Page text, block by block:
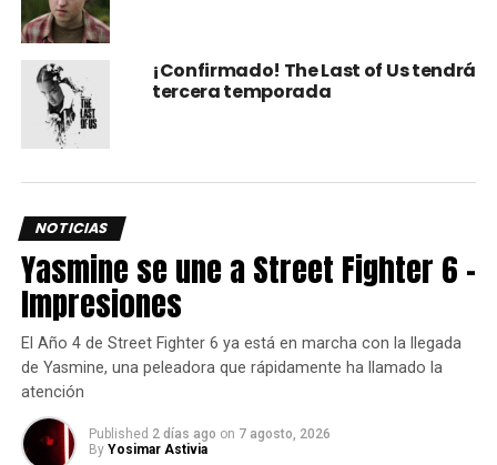
8 de “24”, así como a una líder de un culto en “Runaways” y
a Borg Queen en Stark Treck: Picard.
Y no es por demeritar el gran trabajo de Anna Torv como
Wersching logró desde antes asombrarnos con su
actuación.
Que en Paz Descanse.
¡Confirmado! The Last of Us tendrá
tercera temporada
NOTICIAS
Yasmine se une a Street Fighter 6 –
Impresiones
El Año 4 de Street Fighter 6 ya está en marcha con la llegada
de Yasmine, una peleadora que rápidamente ha llamado la
atención
Published 2 días ago on 7 agosto, 2026
By Yosimar Astivia